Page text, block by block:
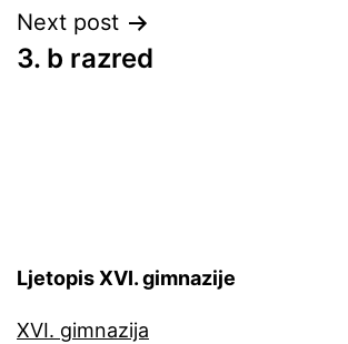
Next post
3. b razred
Ljetopis XVI. gimnazije
XVI. gimnazija